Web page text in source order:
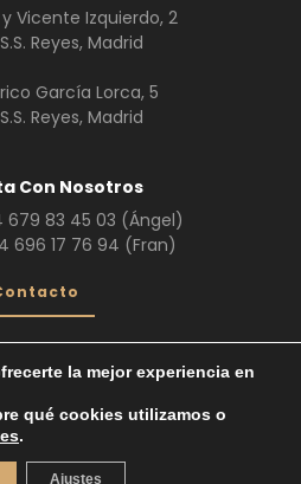
Vicente Izquierdo, 2
Reyes, Madrid
García Lorca, 5
Reyes, Madrid
Con Nosotros
679 83 45 03 (Ángel)
696 17 76 94 (Fran)
realizados
Todos los derechos reservados.
la mejor experiencia en
qué cookies utilizamos o
.
Ajustes